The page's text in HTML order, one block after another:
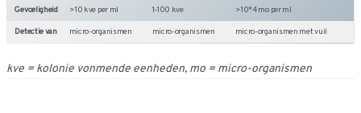
Gevoeligheid > 10 kve per ml 1-100 kve > 10*4 mo per ml
Detectie van micro-organismen micro-organismen micro-organismen met vuil
kve = kolonie vonmende eenheden, mo = micro-organismen